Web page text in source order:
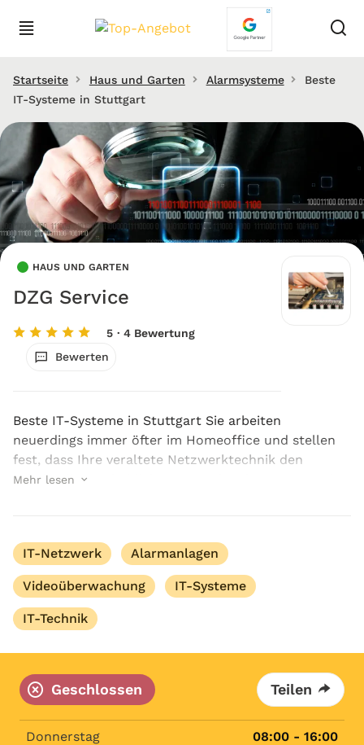
Startseite Haus und Garten Alarmsysteme
Beste
IT-Systeme in Stuttgart
HAUS UND GARTEN
DZG Service
5 · 4 Bewertung
Bewerten
Beste IT-Systeme in Stuttgart Sie arbeiten
neuerdings immer öfter im Homeoffice und stellen
fest, dass Ihre veraltete Netzwerktechnik den
Arbeitsalltag erheblich stört und verlangsamt? Oder
Mehr lesen
IT-Netzwerk Alarmanlagen
Videoüberwachung IT-Systeme
IT-Technik
Geschlossen Teilen
Donnerstag 08:00 - 16:00